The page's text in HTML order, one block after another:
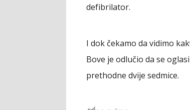
defibrilator.
I dok čekamo da vidimo
Bove je odlučio da se
prethodne dvije sedmice.